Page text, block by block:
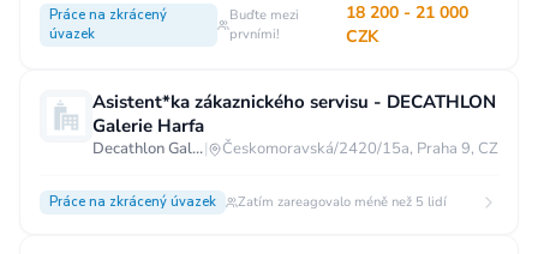
Práce na zkrácený
úvazek
Buďte mezi
prvními!
18 200 - 21 000
CZK
Asistent*ka zákaznického servisu - DECATHLON
Galerie Harfa
Decathlon Galerie Harfa| Českomoravská/2420/15a, Praha 9, CZ
Práce na zkrácený úvazek Zatím zareagovalo méně než 5 lidí